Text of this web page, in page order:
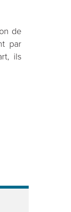
de
par
ils